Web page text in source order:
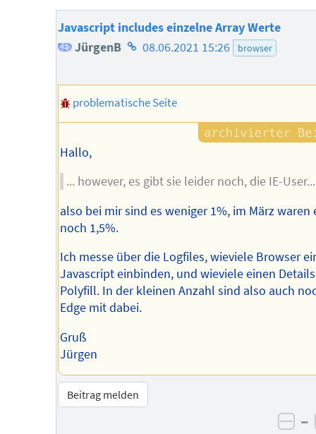
Javascript includes einzelne Array Werte
JürgenB Homepage
Autors
08.06.2021 15:26 browser
problematische Seite
Hallo,
... however, es gibt sie leider noch, die IE-User...
also bei mir sind es weniger 1%, im März waren
noch 1,5%.
Ich messe über die Logfiles, wieviele Browser
Javascript einbinden, und wieviele einen
Polyfill. In der kleinen Anzahl sind also auch
Edge mit dabei.
Gruß
Jürgen
Beitrag melden
–